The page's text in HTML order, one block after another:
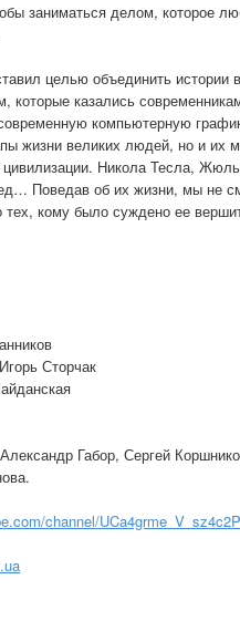
заниматься делом, которое
целью объединить истории
которые казались
компьютерную
жизни великих людей, но и их
цивилизации. Никола Тесла,
Поведав об их жизни, мы не
тех, кому было суждено ее
Сторчак
Габор, Сергей
channel/